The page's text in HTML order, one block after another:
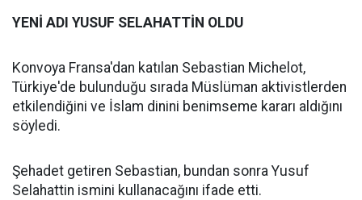
YENİ ADI YUSUF SELAHATTİN OLDU
Konvoya Fransa'dan katılan Sebastian Michelot,
Türkiye'de bulunduğu sırada Müslüman aktivistlerden
etkilendiğini ve İslam dinini benimseme kararı aldığını
söyledi.
Şehadet getiren Sebastian, bundan sonra Yusuf
Selahattin ismini kullanacağını ifade etti.